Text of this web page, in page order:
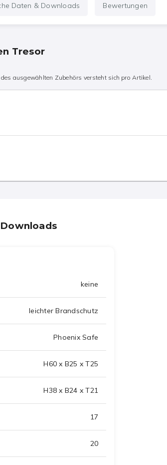
Daten & Downloads Bewertungen
Tresor
ausgewählten Zubehörs versteht sich pro Artikel.
keine
leichter Brandschutz
Phoenix Safe
H60 x B25 x T25
H38 x B24 x T21
17
20